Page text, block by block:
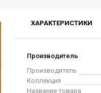
ХАРАКТЕРИСТИКИ
Производитель
Производитель
Коллекция
Название товара